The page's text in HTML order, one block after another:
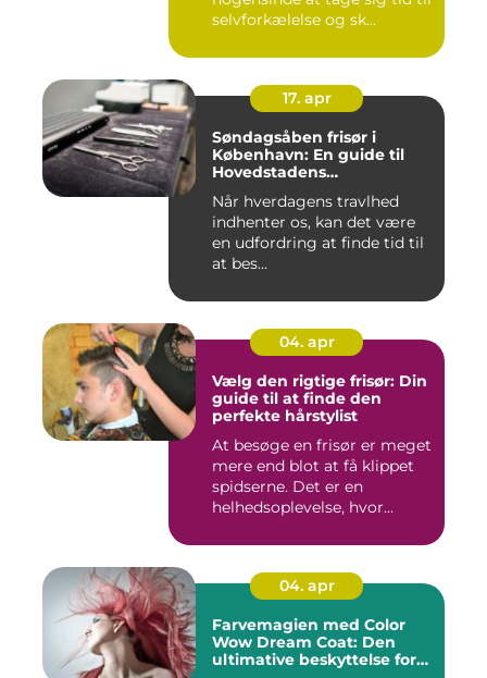
selvforkælelse og sk...
17. apr
Søndagsåben frisør i
København: En guide til
Hovedstadens
Når hverdagens travlhed
indhenter os, kan det være
en udfordring at finde tid til
at bes...
04. apr
Vælg den rigtige frisør: Din
guide til at finde den
perfekte hårstylist
At besøge en frisør er meget
mere end blot at få klippet
spidserne. Det er en
helhedsoplevelse, hvor...
04. apr
Farvemagien med Color
Wow Dream Coat: Den
ultimative beskyttelse for